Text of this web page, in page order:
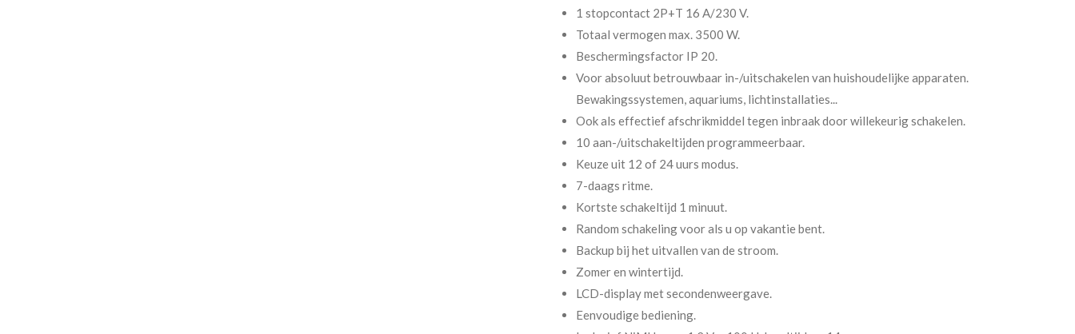
1 stopcontact 2P+T 16 A/230 V.
Totaal vermogen max. 3500 W.
Beschermingsfactor IP 20.
Voor absoluut betrouwbaar in-/uitschakelen van huishoudelijke apparaten.
Bewakingssystemen, aquariums, lichtinstallaties...
Ook als effectief afschrikmiddel tegen inbraak door willekeurig schakelen.
10 aan-/uitschakeltijden programmeerbaar.
Keuze uit 12 of 24 uurs modus.
7-daags ritme.
Kortste schakeltijd 1 minuut.
Random schakeling voor als u op vakantie bent.
Backup bij het uitvallen van de stroom.
Zomer en wintertijd.
LCD-display met secondenweergave.
Eenvoudige bediening.